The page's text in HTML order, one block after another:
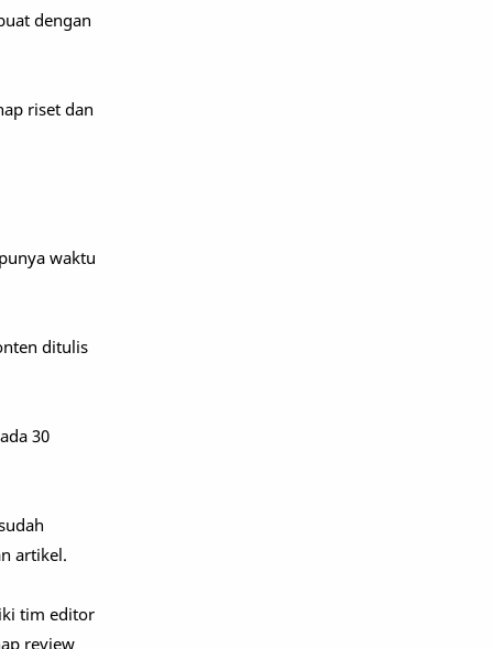
dengan
riset dan
waktu
ditulis
30
artikel.
tim editor
review